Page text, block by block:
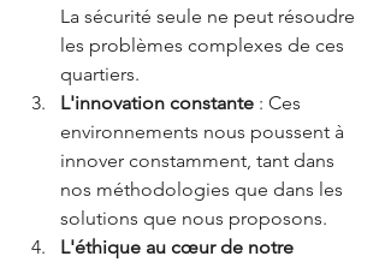
La sécurité seule ne peut résoudre
les problèmes complexes de ces
quartiers.
L'innovation constante : Ces
environnements nous poussent à
innover constamment, tant dans
nos méthodologies que dans les
solutions que nous proposons.
L'éthique au cœur de notre